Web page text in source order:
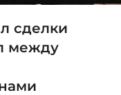
сделки
между